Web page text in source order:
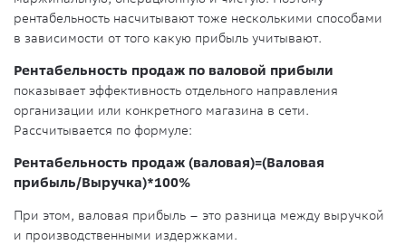
рентабельность насчитывают тоже несколькими способами
в зависимости от того какую прибыль учитывают.
Рентабельность продаж по валовой прибыли
показывает эффективность отдельного направления
организации или конкретного магазина в сети.
Рассчитывается по формуле:
Рентабельность продаж (валовая)=(Валовая
прибыль/Выручка)*100%
При этом, валовая прибыль – это разница между выручкой
и производственными издержками.